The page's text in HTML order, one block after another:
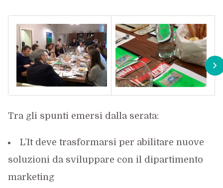
Tra gli spunti emersi dalla serata:
L’It deve trasformarsi per abilitare nuove
soluzioni da sviluppare con il dipartimento
marketing